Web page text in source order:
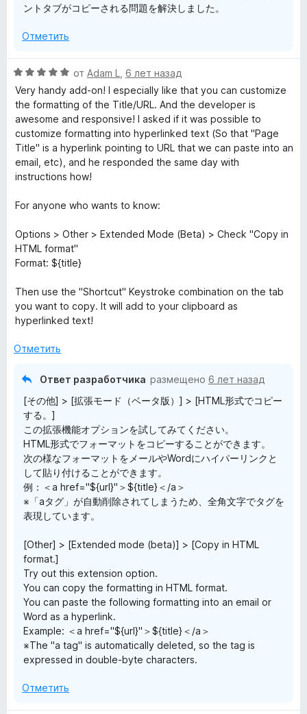
ントタブがコピーされる問題を解決しました。
Отметить
О
ц
е
н
е
н
о
н
5
з
5
от Adam L
6 лет назад
Very handy add-on! I especially like that you can customize
the formatting of the Title/URL. And the developer is
awesome and responsive! I asked if it was possible to
customize formatting into hyperlinked text (So that "Page
Title" is a hyperlink pointing to URL that we can paste into an
email, etc), and he responded the same day with
instructions how!
For anyone who wants to know:
Options > Other > Extended Mode (Beta) > Check "Copy in
HTML format"
Format: ${title}
Then use the "Shortcut" Keystroke combination on the tab
you want to copy. It will add to your clipboard as
hyperlinked text!
Отметить
Ответ разработчика размещено 6 лет назад
[その他] > [拡張モード（ベータ版）] > [HTML形式でコピー
する。]
この拡張機能オプションを試してみてください。
HTML形式でフォーマットをコピーすることができます。
次の様なフォーマットをメールやWordにハイパーリンクと
して貼り付けることができます。
例：＜a href="${url}"＞${title}＜/a＞
※「aタグ」が自動削除されてしまうため、全角文字でタグを
表現しています。
[Other] > [Extended mode (beta)] > [Copy in HTML
format.]
Try out this extension option.
You can copy the formatting in HTML format.
You can paste the following formatting into an email or
Word as a hyperlink.
Example: ＜a href="${url}"＞${title}＜/a＞
※The "a tag" is automatically deleted, so the tag is
expressed in double-byte characters.
Отметить